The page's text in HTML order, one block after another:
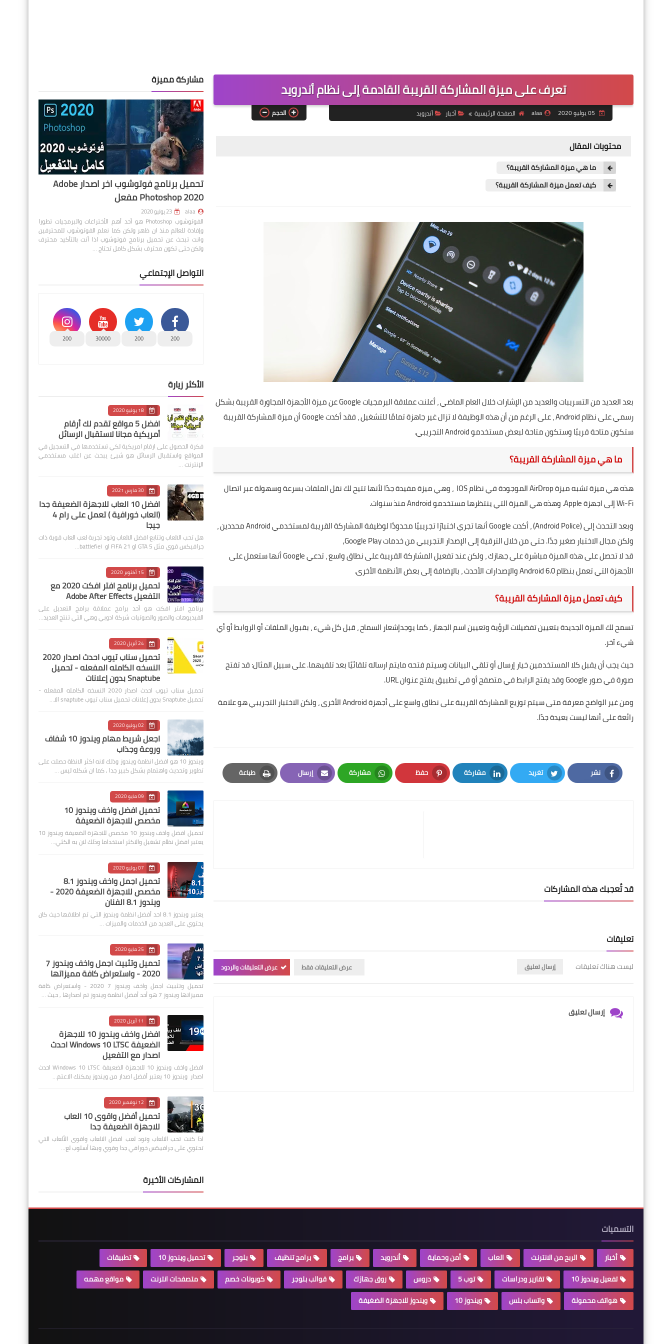
تعرف على ميزة المشاركة القريبة القادمة إلى نظام أندرويد
alaa الصفحة الرئيسية أخبار أندرويد الحجم
محتويات المقال
ما هي ميزة المشاركة القريبة؟
كيف تعمل ميزة المشاركة القريبة؟
بعد العديد من التسريبات والعديد من الإشارات خلال العام الماضي ، أعلنت عملاقة البرمجيات Google عن ميزة الأجهزة المجاورة القريبة بشكل
رسمي على نظام Android ، على الرغم من أن هذه الوظيفة لا تزال غير جاهزة تمامًا للتشغيل ، فقد أكدت Google أن ميزة المشاركة القريبة
ستكون متاحة قريبًا وستكون متاحة لبعض مستخدمو Android التجريبي.
ما هي ميزة المشاركة القريبة؟
هذه هي ميزة تشبه ميزة AirDrop الموجودة في نظام IOS ، وهي ميزة مفيدة جدًا لأنها تتيح لك نقل الملفات بسرعة وسهولة عبر اتصال
Wi-Fi إلى اجهزة Apple. وهذه هي الميزة التي ينتظرها مستخدمو Android منذ سنوات.
وبعد التحدث إلى (Android Police) ، أكدت Google أنها تجري اختبارًا تجريبيًا محدودًا لوظيفة المشاركة القريبة لمستخدمي Android محددين ،
ولكن مجال الاختبار صغير جدًا. حتى من خلال الترقية إلى الإصدار التجريبي من خدمات Google Play,
قد لا تحصل على هذه الميزة مباشرة على جهازك ، ولكن عند تفعيل المشاركة القريبة على نطاق واسع ، تدعي Google أنها ستعمل على
الأجهزة التي تعمل بنظام Android 6.0 والإصدارات الأحدث ، بالإضافة إلى بعض الأنظمة الأخرى.
كيف تعمل ميزة المشاركة القريبة؟
تسمح لك الميزة الجديدة بتعيين تفضيلات الرؤية وتعيين اسم الجهاز , كما يوجدإشعار السماح ، قبل كل شيء ، بقبول الملفات أو الروابط أو أي
شيء آخر.
حيث يجب أن يقبل كلا المستخدمين خيار إرسال أو تلقي البيانات وسيتم فتحه مايتم ارساله تلقائيًا بعد تلقيهما. على سبيل المثال: قد تفتح
صورة في صور Google وقد يفتح الرابط في متصفح أو في تطبيق يفتح عنوان URL.
ومن غير الواضح معرفة متى سيتم توزيع المشاركة القريبة على نطاق واسع على أجهزة Android الأخرى ، ولكن الاختبار التجريبي هو علامة
رائعة على أنها ليست بعيدة جدًا.
نشر
Facebook
تغريد
Twitter
مشاركة
LinkedIn
حفظ
Pinterest
مشاركة
Whatsapp
إرسال
Email
طباعة
Print
قد تُعجبك هذه المشاركات
تعليقات
ليست هناك تعليقات إرسال تعليق عرض التعليقات فقط عرض التعليقات والردود
إرسال تعليق
مشاركة مميزة
تحميل برنامج فوتوشوب اخر اصدار Adobe
Photoshop 2020 مفعل
alaa 23 يوليو 2020
الفوتوشوب Photoshop هو أحد أهم الأختراعات والبرمجيات تطورا
وإفادة للعالم منذ ان ظهر ولكن كما نعلم الفوتوشوب للمحترفين
وانت تبحث عن تحميل برنامج فوتوشوب اذا أنت بالتأكيد محترف
ولكن حتى تكون محترف بشكل كامل تحتاج …
التواصل الإجتماعي
200
200
30000
200
الأكثر زيارة
18 يوليو 2020
افضل 5 مواقع تقدم لك أرقام
أمريكية مجانا لاستقبال الرسائل
فكرة الحصول على ارقام امريكية لكي تستخدمها في التسجيل في
المواقع واستقبال الرسائل هو شيئ يبحث عن اغلب مستخدمي
الإنترنت …
30 مارس 2021
افضل 10 العاب للاجهزة الضعيفة جدا
(العاب خورافية ) تعمل على رام 4
جيجا
هل تحب الالعاب وتتابع افضل الالعاب وتود تجربة لعب العاب قوية ذات
جرافيكس قوي مثل GTA 5 او FIFA 21 او battlefiel…
15 أكتوبر 2020
تحميل برنامج افتر افكت 2020 مع
التفعيل Adobe After Effects
برنامج افتر افكت هو أحد برامج عملاقة برامج التعديل على
الفيديوهات والصور والصوتيات شركة ادوبي وهي التي تنتج العديد…
24 أبريل 2020
تحميل سناب تيوب احدث اصدار 2020
النسخه الكامله المفعله - تحميل
Snaptube بدون إعلانات
تحميل سناب تيوب احدث اصدار 2020 النسخه الكامله المفعله -
تحميل Snaptube بدون إعلانات تحميل سناب تيوب snaptube الا…
02 يوليو 2020
اجعل شريط مهام ويندوز 10 شفاف
وروعة وجذاب
ويندوز 10 هو افضل انظمة ويندوز وذلك لانه اكثر الانظة حصلت على
تطوير وتحديث واهتمام بشكل كبير جدا , كما ان شكله ليس …
09 مايو 2020
تحميل افضل واخف ويندوز 10
مخصص للاجهزة الضعيفة
تحميل افضل واخف ويندوز 10 مخصص للاجهزة الضعيفة ويندوز 10
يعتبر افضل نظام تشغيل والاكثر استخداما وذلك لان به الكثي…
07 يوليو 2020
تحميل اجمل واخف ويندوز 8.1
مخصص للاجهزة الضعيفة 2020 -
ويندوز 8.1 الفنان
يعتبر ويندوز 8.1 احد أفضل انظمة ويندوز التي تم اطلاقها حيث كان
يحتوي على العديد من الخدمات والميزات …
25 مايو 2020
تحميل وتثبيت اجمل واخف ويندوز 7
2020 - واستعراض كافة مميزاتها
تحميل وتثبيت اجمل واخف ويندوز 7 2020 - واستعراض كافة
مميزاتها ويندوز 7 هو أحد أفضل انظمة ويندوز تم اصدارها , حيث …
11 أبريل 2020
افضل واخف ويندوز 10 للاجهزة
الضعيفة Windows 10 LTSC احدث
اصدار مع التفعيل
افضل واخف ويندوز 10 للاجهزة الضعيفة Windows 10 LTSC احدث
اصدار ويندوز 10 يعتبر أفضل اصدار من ويندوز يمكنك الاعتم…
12 نوفمبر 2020
تحميل أفضل واقوى 10 العاب
للاجهزة الضعيفة جدا
اذا كنت تحب الالعاب وتود لعب افضل الالعاب واقوى الألعاب التي
تحتوي على جرافيكس خورافي جدا وقوي وبها أسلوب لع…
المشاركات الأخيرة
التسميات
أخبار الربح من الانترنت العاب أمن وحماية أندرويد برامج برامج تنظيف بلوجر تحميل ويندوز 10
تطبيقات
تفعيل ويندوز 10
تقارير ودراسات توب 5 دروس روق جهازك قوالب بلوجر كوبونات خصم متصفحات انترنت
مواقع مهمه
هواتف محمولة
واتساب بلس ويندوز 10 ويندوز للاجهزة الضغيفة